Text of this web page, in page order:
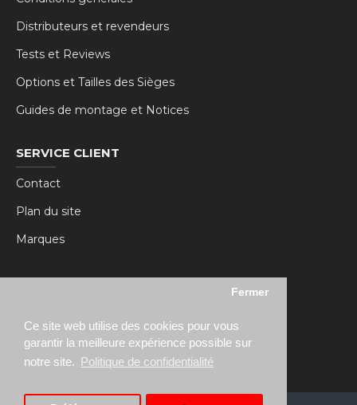
Ce site web utilise des cookies pour vous
garantir la meilleure expérience possible sur
notre site. Politique de confidentialité
Fermer
Distributeurs et revendeurs
Tests et Reviews
Options et Tailles des Sièges
Guides de montage et Notices
SERVICE CLIENT
Contact
Plan du site
Marques
MY RSEAT
Historique des commandes